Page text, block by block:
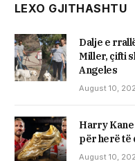
LEXO GJITHASHTU
Dalje e
Miller, çifti
Angeles
August 10,
Harry
për herë të
August 10,